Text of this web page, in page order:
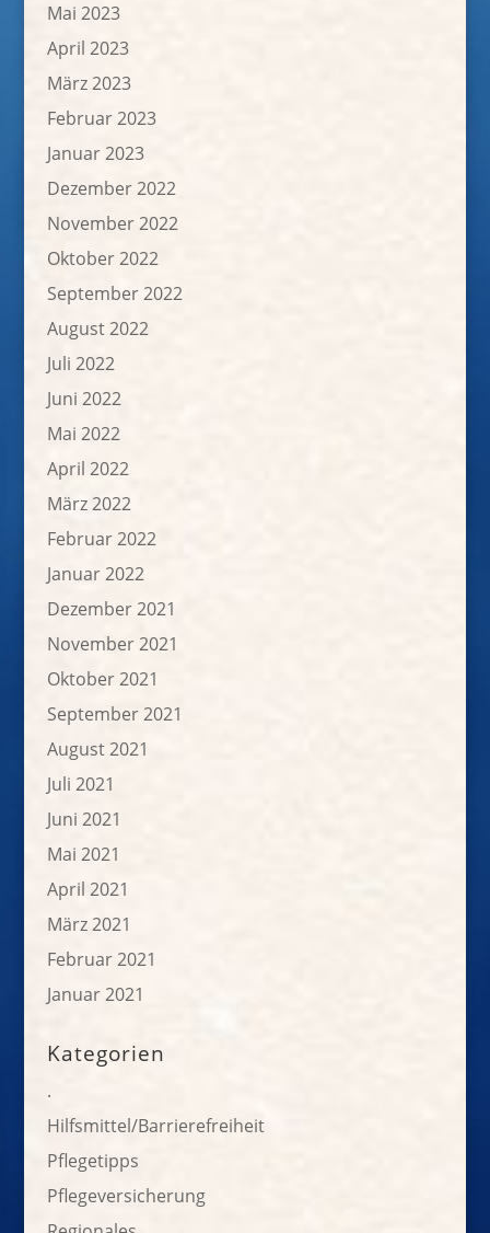
Mai 2023
April 2023
März 2023
Februar 2023
Januar 2023
Dezember 2022
November 2022
Oktober 2022
September 2022
August 2022
Juli 2022
Juni 2022
Mai 2022
April 2022
März 2022
Februar 2022
Januar 2022
Dezember 2021
November 2021
Oktober 2021
September 2021
August 2021
Juli 2021
Juni 2021
Mai 2021
April 2021
März 2021
Februar 2021
Januar 2021
Kategorien
.
Hilfsmittel/Barrierefreiheit
Pflegetipps
Pflegeversicherung